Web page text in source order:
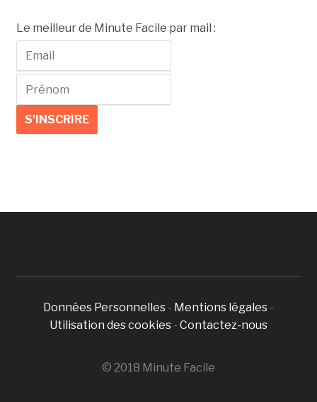
Le meilleur de Minute Facile par mail :
Données Personnelles - Mentions légales -
Utilisation des cookies - Contactez-nous
© 2018 Minute Facile